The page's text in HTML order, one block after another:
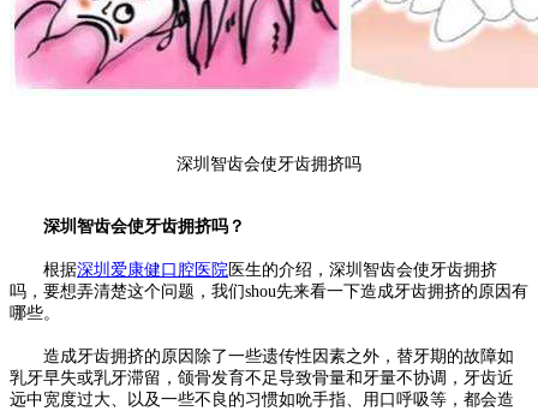
深圳智齿会使牙齿拥挤吗
深圳智齿会使牙齿拥挤吗？
根据深圳爱康健口腔医院 医生的介绍，深圳智齿会使牙齿拥挤
吗，要想弄清楚这个问题，我们shou先来看一下造成牙齿拥挤的原因有
哪些。
造成牙齿拥挤的原因除了一些遗传性因素之外，替牙期的故障如
乳牙早失或乳牙滞留，颌骨发育不足导致骨量和牙量不协调，牙齿近
远中宽度过大、以及一些不良的习惯如吮手指、用口呼吸等，都会造